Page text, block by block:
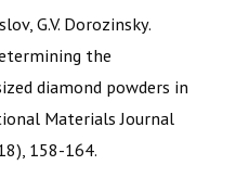
G.V. Dorozinsky.
the
diamond powders in
Materials Journal
158-164.